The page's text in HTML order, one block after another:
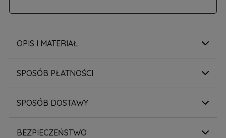
OPIS I MATERIAŁ
SPOSÓB PŁATNOŚCI
SPOSÓB DOSTAWY
BEZPIECZEŃSTWO